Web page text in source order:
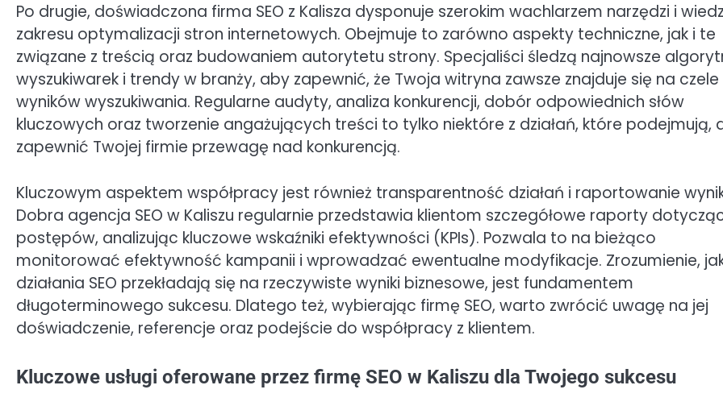
Po drugie, doświadczona firma SEO z Kalisza dysponuje szerokim wachlarzem narzędzi i
zakresu optymalizacji stron internetowych. Obejmuje to zarówno aspekty techniczne, jak i te
związane z treścią oraz budowaniem autorytetu strony. Specjaliści śledzą najnowsze
wyszukiwarek i trendy w branży, aby zapewnić, że Twoja witryna zawsze znajduje się na czele
wyników wyszukiwania. Regularne audyty, analiza konkurencji, dobór odpowiednich słów
kluczowych oraz tworzenie angażujących treści to tylko niektóre z działań, które podejmują,
zapewnić Twojej firmie przewagę nad konkurencją.
Kluczowym aspektem współpracy jest również transparentność działań i raportowanie
Dobra agencja SEO w Kaliszu regularnie przedstawia klientom szczegółowe raporty
postępów, analizując kluczowe wskaźniki efektywności (KPIs). Pozwala to na bieżąco
monitorować efektywność kampanii i wprowadzać ewentualne modyfikacje. Zrozumienie,
działania SEO przekładają się na rzeczywiste wyniki biznesowe, jest fundamentem
długoterminowego sukcesu. Dlatego też, wybierając firmę SEO, warto zwrócić uwagę na jej
doświadczenie, referencje oraz podejście do współpracy z klientem.
Kluczowe usługi oferowane przez firmę SEO w Kaliszu dla Twojego sukcesu